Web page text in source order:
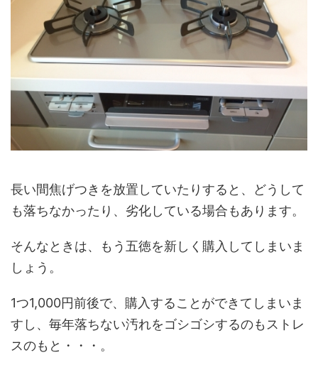
長い間焦げつきを放置していたりすると、どうして
も落ちなかったり、劣化している場合もあります。
そんなときは、もう五徳を新しく購入してしまいま
しょう。
1つ1,000円前後で、購入することができてしまいま
すし、毎年落ちない汚れをゴシゴシするのもストレ
スのもと・・・。